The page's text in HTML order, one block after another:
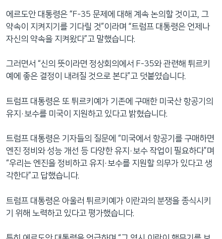
에르도안 대통령은 “F-35 문제에 대해 계속 논의할 것이고, 그
약속이 지켜지기를 기다릴 것”이라며 “트럼프 대통령은 언제나
자신의 약속을 지켜왔다”고 말했습니다.
그러면서 “신의 뜻이라면 정상회의에서 F-35와 관련해 튀르키
예에 좋은 결정이 내려질 것으로 본다”고 덧붙였습니다.
트럼프 대통령은 또 튀르키예가 기존에 구매한 미국산 항공기의
유지·보수를 미국이 지원하고 있다고 밝혔습니다.
트럼프 대통령은 기자들의 질문에 “미국에서 항공기를 구매하면
엔진 정비와 성능 개선 등 다양한 유지·보수 작업이 필요하다”며
“우리는 엔진을 정비하고 유지·보수를 지원할 의무가 있다고 생
각한다”고 답했습니다.
트럼프 대통령은 아울러 튀르키예가 이란과의 분쟁을 종식시키
기 위해 노력하고 있다고 평가했습니다.